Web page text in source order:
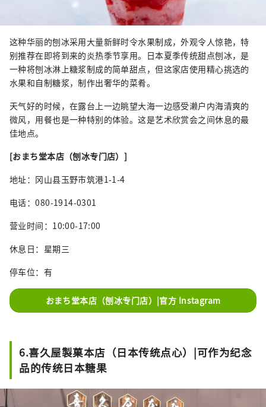
这种华丽的刨冰采用大量新鲜时令水果制成，外观令人惊艳，特
别推荐在即将到来的炎热季节享用。日本夏季传统甜点刨冰，是
一种将刨冰淋上糖浆制成的简单甜点，但这家店使用精心挑选的
水果和自制糖浆，制作出奢华的菜肴。
天气好的时候，在露台上一边眺望大海一边感受濑户内海清爽的
微风，用餐也是一种特别的体验。这是艺术欣赏会之间休息的最
佳地点。
[おまち堂本店（刨冰专门店）]
地址：冈山县玉野市筑港1-1-4
电话：080-1914-0301
营业时间：10:00-17:00
休息日：星期三
停车位：有
おまち堂本店（刨冰专门店）|官方 Instagram
6.喜久屋製菓本店（日本传统点心）|可作为纪念
品的传统日本糖果